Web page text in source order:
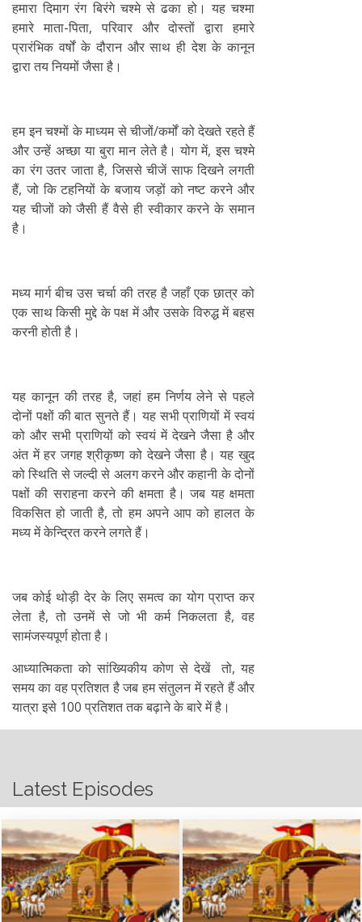
हमारा दिमाग रंग बिरंगे चश्मे से ढका हो। यह चश्मा
हमारे माता-पिता, परिवार और दोस्तों द्वारा हमारे
प्रारंभिक वर्षों के दौरान और साथ ही देश के कानून
द्वारा तय नियमों जैसा है।
हम इन चश्मों के माध्यम से चीजों/कर्मों को देखते रहते हैं
और उन्हें अच्छा या बुरा मान लेते है। योग में, इस चश्मे
का रंग उतर जाता है, जिससे चीजें साफ दिखने लगती
हैं, जो कि टहनियों के बजाय जड़ों को नष्ट करने और
यह चीजों को जैसी हैं वैसे ही स्वीकार करने के समान
है।
मध्य मार्ग बीच उस चर्चा की तरह है जहाँ एक छात्र को
एक साथ किसी मुद्दे के पक्ष में और उसके विरुद्ध में बहस
करनी होती है।
यह कानून की तरह है, जहां हम निर्णय लेने से पहले
दोनों पक्षों की बात सुनते हैं। यह सभी प्राणियों में स्वयं
को और सभी प्राणियों को स्वयं में देखने जैसा है और
अंत में हर जगह श्रीकृष्ण को देखने जैसा है। यह खुद
को स्थिति से जल्दी से अलग करने और कहानी के दोनों
पक्षों की सराहना करने की क्षमता है। जब यह क्षमता
विकसित हो जाती है, तो हम अपने आप को हालत के
मध्य में केन्द्रित करने लगते हैं।
जब कोई थोड़ी देर के लिए समत्व का योग प्राप्त कर
लेता है, तो उनमें से जो भी कर्म निकलता है, वह
सामंजस्यपूर्ण होता है।
आध्यात्मिकता को सांख्यिकीय कोण से देखें तो, यह
समय का वह प्रतिशत है जब हम संतुलन में रहते हैं और
यात्रा इसे 100 प्रतिशत तक बढ़ाने के बारे में है।
Latest Episodes